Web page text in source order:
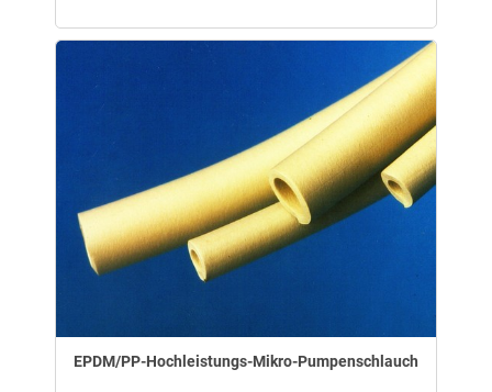
EPDM/PP-Hochleistungs-Mikro-Pumpenschlauch